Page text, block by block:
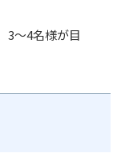
3～4名様が目